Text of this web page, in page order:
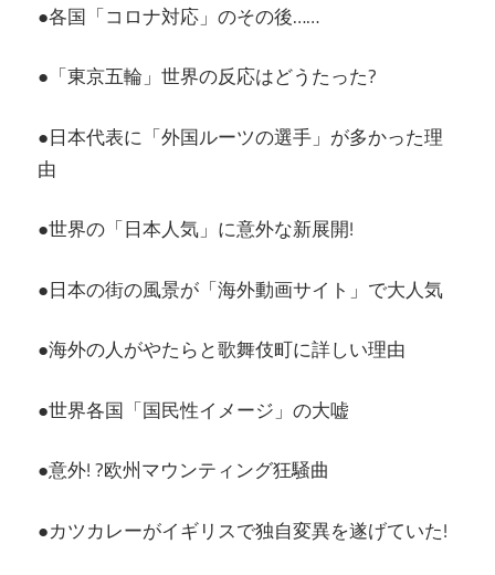
●各国「コロナ対応」のその後……
●「東京五輪」世界の反応はどうたった?
●日本代表に「外国ルーツの選手」が多かった理
由
●世界の「日本人気」に意外な新展開!
●日本の街の風景が「海外動画サイト」で大人気
●海外の人がやたらと歌舞伎町に詳しい理由
●世界各国「国民性イメージ」の大嘘
●意外! ?欧州マウンティング狂騒曲
●カツカレーがイギリスで独自変異を遂げていた!